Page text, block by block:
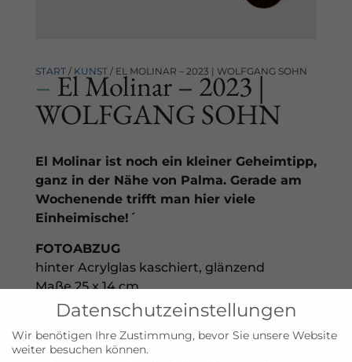
START/ KUNST/ EL MOLINAR – 2023 | WOLFGANG SOHN
–El Molinar – 2023 |
WOLFGANG SOHN
El Molinar ist noch ein kleiner Geheimtipp,
ganz in der Nähe von Palma. Gerade am
Wochenende trifft man hier viele
Einheimische!´
FOTOABZUG
hinter Acrylglas kaschiert, glänzend
Maße 25 x 14 cm
(inkl. 1cm Weissrand Passepartout)
Acrylglas 2 mm, glänzend
Datenschutzeinstellungen
Wir benötigen Ihre Zustimmung, bevor Sie unsere Website
weiter besuchen können.